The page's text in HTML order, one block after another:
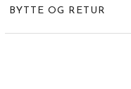
BYTTE OG RETUR